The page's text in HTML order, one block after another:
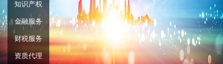
知识产权
金融服务
财税服务
资质代理